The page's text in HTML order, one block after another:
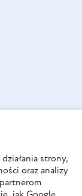
strony,
oraz analizy